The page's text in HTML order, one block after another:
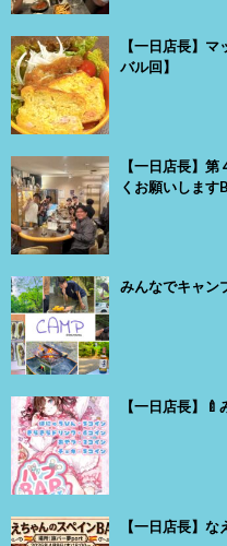
【一日店長】
バル回】
【一日店長】
くお願いします
みんなでキャン
【一日店長】
【一日店長】